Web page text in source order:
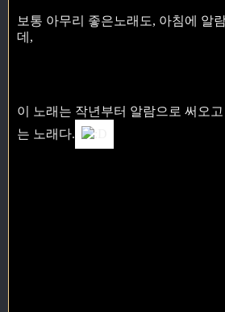
보통 아무리 좋은노래도, 아침에 알
데,
이 노래는 작년부터 알람으로 써오
는 노래다.